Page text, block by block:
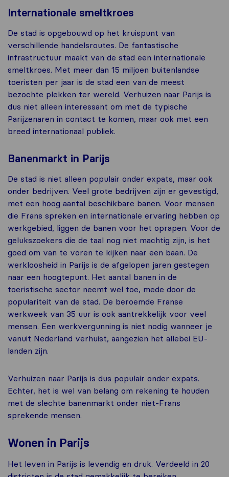
Internationale smeltkroes
De stad is opgebouwd op het kruispunt van
verschillende handelsroutes. De fantastische
infrastructuur maakt van de stad een internationale
smeltkroes. Met meer dan 15 miljoen buitenlandse
toeristen per jaar is de stad een van de meest
bezochte plekken ter wereld. Verhuizen naar Parijs is
dus niet alleen interessant om met de typische
Parijzenaren in contact te komen, maar ook met een
breed internationaal publiek.
Banenmarkt in Parijs
De stad is niet alleen populair onder expats, maar ook
onder bedrijven. Veel grote bedrijven zijn er gevestigd,
met een hoog aantal beschikbare banen. Voor mensen
die Frans spreken en internationale ervaring hebben op
werkgebied, liggen de banen voor het oprapen. Voor de
gelukszoekers die de taal nog niet machtig zijn, is het
goed om van te voren te kijken naar een baan. De
werkloosheid in Parijs is de afgelopen jaren gestegen
naar een hoogtepunt. Het aantal banen in de
toeristische sector neemt wel toe, mede door de
populariteit van de stad. De beroemde Franse
werkweek van 35 uur is ook aantrekkelijk voor veel
mensen. Een werkvergunning is niet nodig wanneer je
vanuit Nederland verhuist, aangezien het allebei EU-
landen zijn.
Verhuizen naar Parijs is dus populair onder expats.
Echter, het is wel van belang om rekening te houden
met de slechte banenmarkt onder niet-Frans
sprekende mensen.
Wonen in Parijs
Het leven in Parijs is levendig en druk. Verdeeld in 20